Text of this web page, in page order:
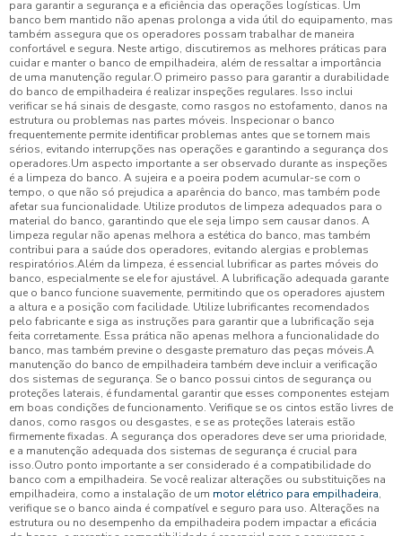
para garantir a segurança e a eficiência das operações logísticas. Um
banco bem mantido não apenas prolonga a vida útil do equipamento, mas
também assegura que os operadores possam trabalhar de maneira
confortável e segura. Neste artigo, discutiremos as melhores práticas para
cuidar e manter o banco de empilhadeira, além de ressaltar a importância
de uma manutenção regular.O primeiro passo para garantir a durabilidade
do banco de empilhadeira é realizar inspeções regulares. Isso inclui
verificar se há sinais de desgaste, como rasgos no estofamento, danos na
estrutura ou problemas nas partes móveis. Inspecionar o banco
frequentemente permite identificar problemas antes que se tornem mais
sérios, evitando interrupções nas operações e garantindo a segurança dos
operadores.Um aspecto importante a ser observado durante as inspeções
é a limpeza do banco. A sujeira e a poeira podem acumular-se com o
tempo, o que não só prejudica a aparência do banco, mas também pode
afetar sua funcionalidade. Utilize produtos de limpeza adequados para o
material do banco, garantindo que ele seja limpo sem causar danos. A
limpeza regular não apenas melhora a estética do banco, mas também
contribui para a saúde dos operadores, evitando alergias e problemas
respiratórios.Além da limpeza, é essencial lubrificar as partes móveis do
banco, especialmente se ele for ajustável. A lubrificação adequada garante
que o banco funcione suavemente, permitindo que os operadores ajustem
a altura e a posição com facilidade. Utilize lubrificantes recomendados
pelo fabricante e siga as instruções para garantir que a lubrificação seja
feita corretamente. Essa prática não apenas melhora a funcionalidade do
banco, mas também previne o desgaste prematuro das peças móveis.A
manutenção do banco de empilhadeira também deve incluir a verificação
dos sistemas de segurança. Se o banco possui cintos de segurança ou
proteções laterais, é fundamental garantir que esses componentes estejam
em boas condições de funcionamento. Verifique se os cintos estão livres de
danos, como rasgos ou desgastes, e se as proteções laterais estão
firmemente fixadas. A segurança dos operadores deve ser uma prioridade,
e a manutenção adequada dos sistemas de segurança é crucial para
isso.Outro ponto importante a ser considerado é a compatibilidade do
banco com a empilhadeira. Se você realizar alterações ou substituições na
empilhadeira, como a instalação de um motor elétrico para empilhadeira,
verifique se o banco ainda é compatível e seguro para uso. Alterações na
estrutura ou no desempenho da empilhadeira podem impactar a eficácia